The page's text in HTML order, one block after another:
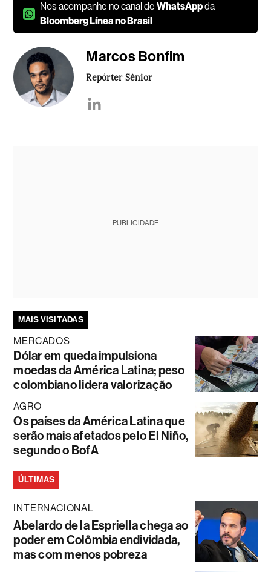
Nos acompanhe no canal deWhatsAppda
Bloomberg Línea no Brasil
Marcos Bonfim
Repórter Sênior
PUBLICIDADE
MAIS VISITADAS
MERCADOS
Dólar em queda impulsiona
moedas da América Latina; peso
colombiano lidera valorização
AGRO
Os países da América Latina que
serão mais afetados pelo El Niño,
segundo o BofA
ÚLTIMAS
INTERNACIONAL
Abelardo de la Espriella chega ao
poder em Colômbia endividada,
mas com menos pobreza